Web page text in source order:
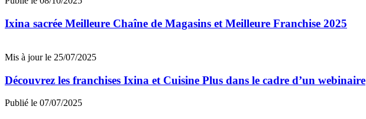
Ixina sacrée Meilleure Chaîne de Magasins et Meilleure Franchise 2025
Mis à jour le 25/07/2025
Découvrez les franchises Ixina et Cuisine Plus dans le cadre d’un webinaire
Publié le 07/07/2025